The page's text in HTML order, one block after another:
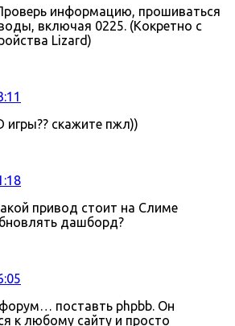
информацию, прошиваться
включая 0225. (Кокретно с
Lizard)
игры?? скажите пжл))
привод стоит на Слиме
дашборд?
поставть phpbb. Он
к любому сайту и просто